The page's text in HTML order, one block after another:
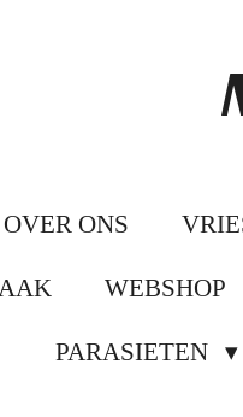
OVER ONS
WEBSHOP
PARASIETEN